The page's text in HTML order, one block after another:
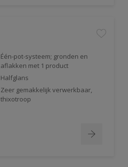
Één-pot-systeem; gronden en
aflakken met 1 product
Halfglans
Zeer gemakkelijk verwerkbaar,
thixotroop